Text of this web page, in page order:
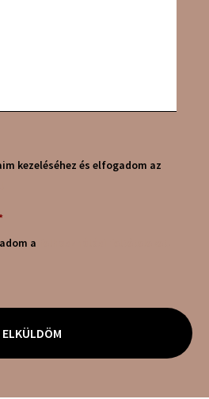
kezeléséhez és elfogadom az
*
a